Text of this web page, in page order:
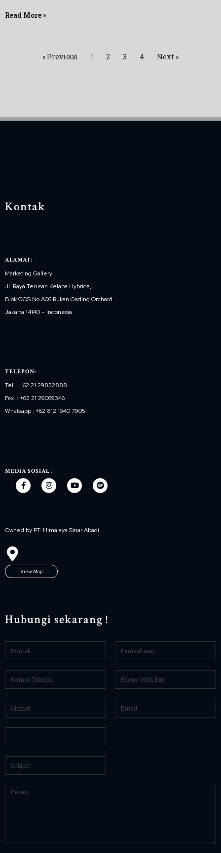
Read More »
« Previous 1 2 3 4 Next »
Kontak
ALAMAT:
Marketing Gallery
Jl. Raya Terusan Kelapa Hybrida,
Blok GOS No.A06 Rukan Gading Orchard
Jakarta 14140 – Indonesia
TELEPON:
Tel. : +62 21 29832888
Fax. : +62 21 29069346
Whatsapp : +62 812 1940 7905
MEDIA SOSIAL :
Owned by PT. Himalaya Sinar Abadi
View Map
Hubungi sekarang !